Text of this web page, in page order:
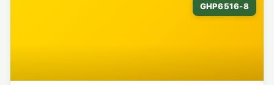
GHP6516-8